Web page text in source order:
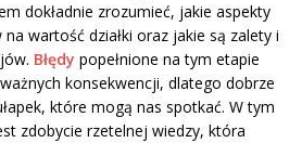
dokładnie zrozumieć, jakie aspekty
wartość działki oraz jakie są zalety i
Błędy popełnione na tym etapie
konsekwencji, dlatego dobrze
które mogą nas spotkać. W tym
zdobycie rzetelnej wiedzy, która